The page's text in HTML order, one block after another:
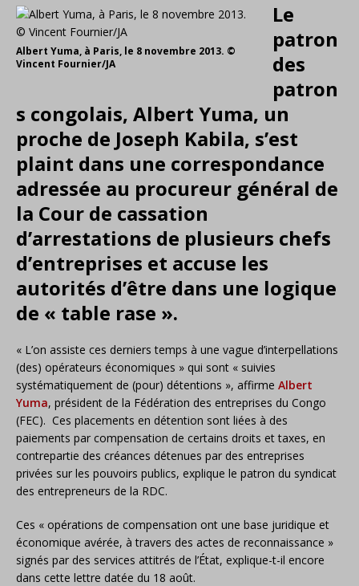
Albert Yuma, à Paris, le 8 novembre 2013. ©
Vincent Fournier/JA
Le
patron
des
patron
s congolais, Albert Yuma, un
proche de Joseph Kabila, s’est
plaint dans une correspondance
adressée au procureur général de
la Cour de cassation
d’arrestations de plusieurs chefs
d’entreprises et accuse les
autorités d’être dans une logique
de « table rase ».
« L’on assiste ces derniers temps à une vague d’interpellations
(des) opérateurs économiques » qui sont « suivies
systématiquement de (pour) détentions », affirme Albert
Yuma, président de la Fédération des entreprises du Congo
(FEC). Ces placements en détention sont liées à des
paiements par compensation de certains droits et taxes, en
contrepartie des créances détenues par des entreprises
privées sur les pouvoirs publics, explique le patron du syndicat
des entrepreneurs de la RDC.
Ces « opérations de compensation ont une base juridique et
économique avérée, à travers des actes de reconnaissance »
signés par des services attitrés de l’État, explique-t-il encore
dans cette lettre datée du 18 août.